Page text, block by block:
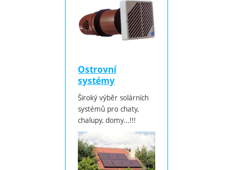
Ostrovní
systémy
Široký výběr solárních
systémů pro chaty,
chalupy, domy...!!!